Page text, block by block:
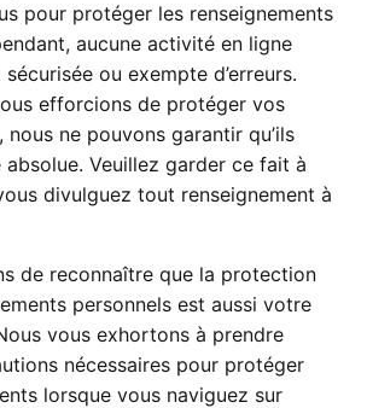
pour protéger les renseignements
aucune activité en ligne
sécurisée ou exempte d’erreurs.
efforcions de protéger vos
nous ne pouvons garantir qu’ils
Veuillez garder ce fait à
divulguez tout renseignement à
de reconnaître que la protection
personnels est aussi votre
vous exhortons à prendre
nécessaires pour protéger
lorsque vous naviguez sur